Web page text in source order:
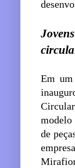
Em
modelo
de